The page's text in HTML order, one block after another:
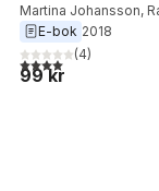
röster:
du själv kan göra
att läka
Martina Johansson,
Sundberg
E-bok 2018
4,0utav 5 stjärnor.
(4)
99 kr